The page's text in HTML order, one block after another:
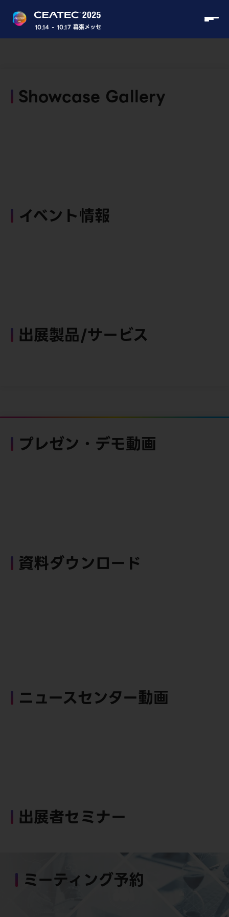
10.14 - 10.17 幕張メッセ
Showcase Gallery
イベント情報
出展製品/サービス
プレゼン・デモ動画
資料ダウンロード
ニュースセンター動画
出展者セミナー
ミーティング予約